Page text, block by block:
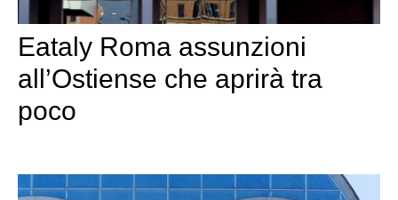
Eataly Roma assunzioni
all’Ostiense che aprirà tra
poco